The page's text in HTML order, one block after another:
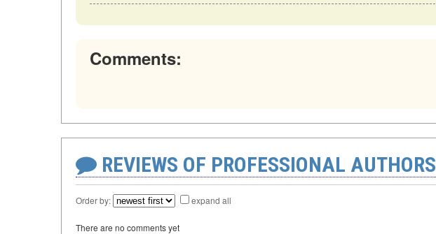
Comments:
REVIEWS OF PROFESSIONAL AUTHORS
Order by: expand all
There are no comments yet